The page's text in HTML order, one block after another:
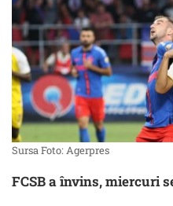
Sursa Foto: Agerpres
FCSB a învins, miercuri